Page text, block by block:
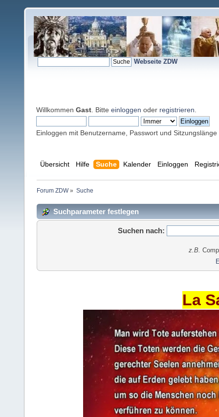
Webseite ZDW
Willkommen Gast . Bitte einloggen oder registrieren
Einloggen mit Benutzername, Passwort und Sitzungslänge
Übersicht Hilfe Suche Kalender Einloggen
Forum ZDW» Suche
Suchparameter festlegen
Suchen nach:
z.B.
La